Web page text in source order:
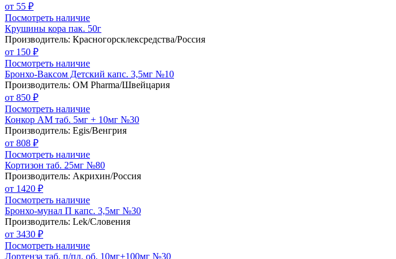
от 55 ₽
Посмотреть наличие
Крушины кора пак. 50г
Производитель: Красногорсклексредства/Россия
от 150 ₽
Посмотреть наличие
Бронхо-Ваксом Детский капс. 3,5мг №10
Производитель: OM Pharma/Швейцария
от 850 ₽
Посмотреть наличие
Конкор АМ таб. 5мг + 10мг №30
Производитель: Egis/Венгрия
от 808 ₽
Посмотреть наличие
Кортизон таб. 25мг №80
Производитель: Акрихин/Россия
от 1420 ₽
Посмотреть наличие
Бронхо-мунал П капс. 3,5мг №30
Производитель: Lek/Словения
от 3430 ₽
Посмотреть наличие
Лортенза таб. п/пл. об. 10мг+100мг №30